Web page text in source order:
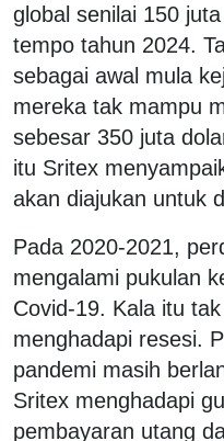
global senilai 150
tempo tahun 2024.
sebagai awal mula
mereka tak mampu
sebesar 350 juta
itu Sritex
akan diajukan untuk
Pada 2020-2021,
mengalami pukulan
Covid-19. Kala itu
menghadapi resesi.
pandemi masih
Sritex menghadapi
pembayaran utang